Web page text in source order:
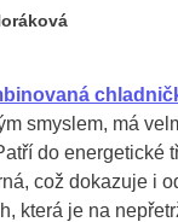
smyslem, má
do energetické
což dokazuje i
která je na